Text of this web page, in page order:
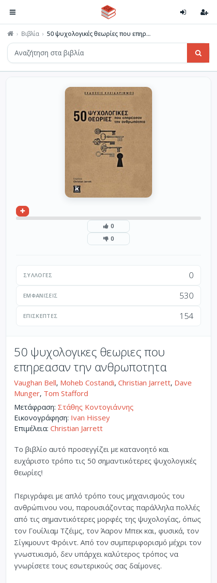
Βιβλία 50 ψυχολογικές θεωρίες που επηρ...
0
0
ΣΥΛΛΟΓΈΣ 0
ΕΜΦΑΝΊΣΕΙΣ 530
ΕΠΙΣΚΈΠΤΕΣ 154
50 ψυχολογικες θεωριες που
επηρεασαν την ανθρωποτητα
Vaughan Bell, Moheb Costandi, Christian Jarrett, Dave
Munger, Tom Stafford
Μετάφραση: Στάθης Κοντογιάννης
Εικονογράφηση: Ivan Hissey
Επιμέλεια: Christian Jarrett
Το βιβλίο αυτό προσεγγίζει με κατανοητό και
ευχάριστο τρόπο τις 50 σημαντικότερες ψυχολογικές
θεωρίες!
Περιγράφει με απλό τρόπο τους μηχανισμούς του
ανθρώπινου νου, παρουσιάζοντας παράλληλα πολλές
από τις σημαντικότερες μορφές της ψυχολογίας, όπως
τον Γουίλιαμ Τζέιμς, τον Άαρον Μπεκ και, φυσικά, τον
Σίγκμουντ Φρόιντ. Από τον συμπεριφορισμό μέχρι τον
γνωστικισμό, δεν υπάρχει καλύτερος τρόπος να
γνωρίσετε τους εσωτερικούς σας δαίμονες.